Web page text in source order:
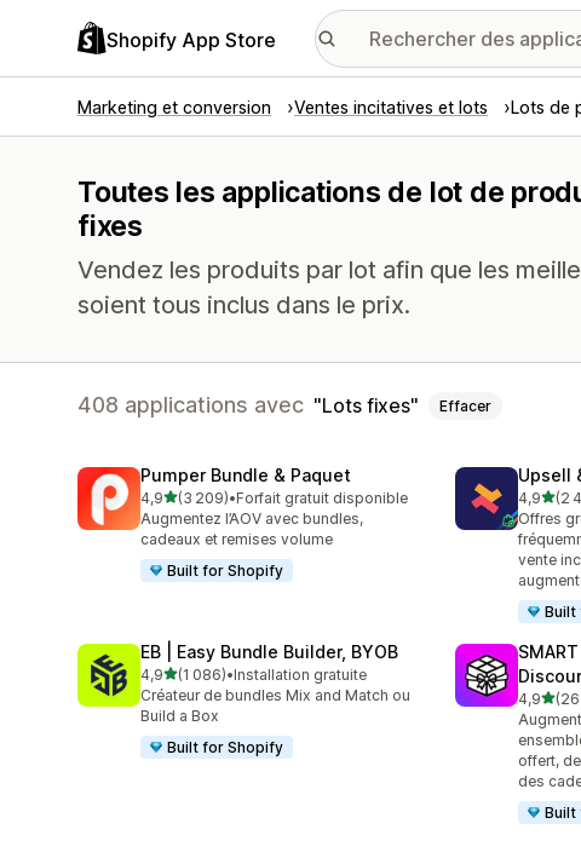
Shopify App Store
Marketing et conversion Ventes incitatives et lots Lots de
Toutes les applications de lot de
fixes
Vendez les produits par lot afin que les
soient tous inclus dans le prix.
408 applications avec Lots fixes Effacer
Pumper Bundle & Paquet
4,9étoile(s) sur 5
(3 209)
3209 avis au total
•Forfait gratuit disponible
Augmentez l’AOV avec bundles,
cadeaux et remises volume
Built for Shopify
Upsell
4,9 (2
2479
Offres
vente
Built
EB | Easy Bundle Builder, BYOB
4,9étoile(s) sur 5
(1 086)
1086 avis au total
•Installation gratuite
Créateur de bundles Mix and Match ou
Build a Box
Built for Shopify
4,9
265 avis
offert,
des
Built